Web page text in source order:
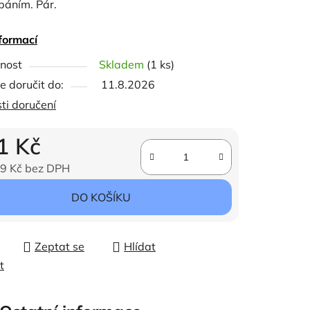
Pár.
Skladem (1 ks)
doručit do:
11.8.2026
doručení
Kč
Kč bez DPH
DO KOŠÍKU
Zeptat se
Hlídat